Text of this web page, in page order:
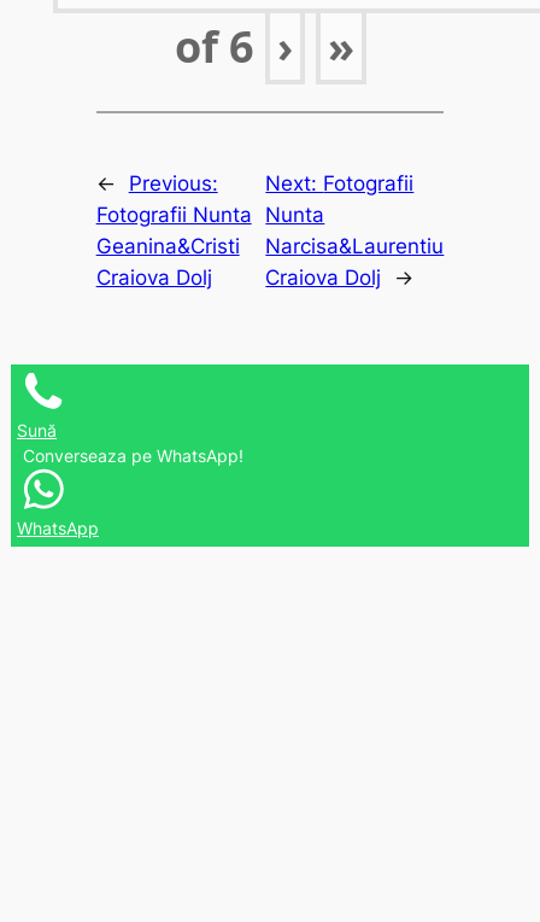
of6 › »
←
Previous:
Fotografii Nunta
Geanina&Cristi
Craiova Dolj
Next: Fotografii
Nunta
Narcisa&Laurentiu
Craiova Dolj
→
Sună
Converseaza pe WhatsApp!
WhatsApp